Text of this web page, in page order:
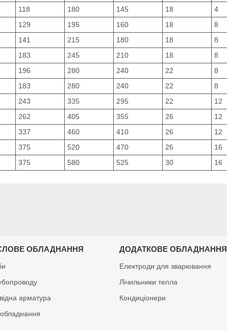
118 180 145 18 4
129 195 160 18 8
141 215 180 18 8
183 245 210 18 8
196 280 240 22 8
183 280 240 22 8
243 335 295 22 12
262 405 355 26 12
337 460 410 26 12
375 520 470 26 16
375 580 525 30 16
ОБЛАДНАННЯ
арматура
ДОДАТКОВЕ ОБЛАДНАННЯ
Електроди для зварювання
Лічильники тепла
Кондиціонери